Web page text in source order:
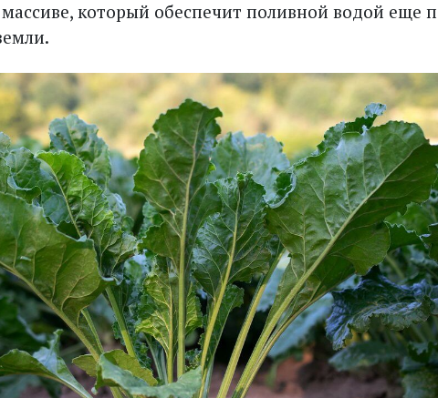
который обеспечит поливной водой еще